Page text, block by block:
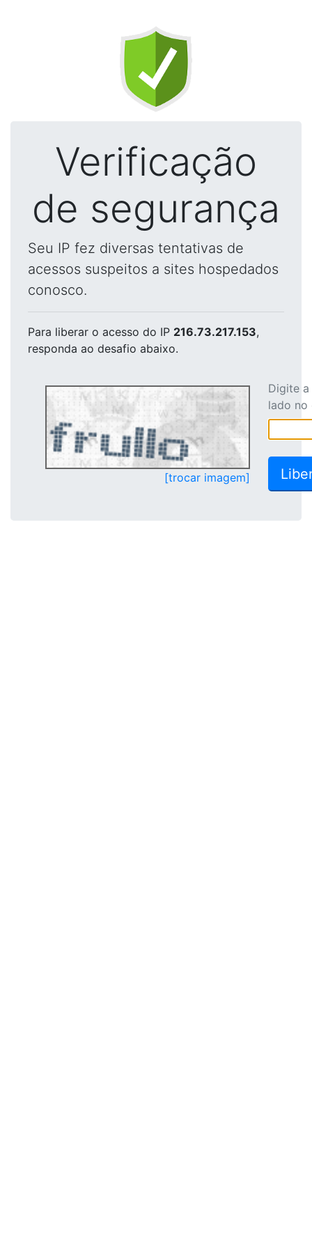
Verificação
de segurança
Seu IP fez diversas tentativas de
acessos suspeitos a sites hospedados
conosco.
Para liberar o acesso do IP 216.73.217.153,
responda ao desafio abaixo.
[trocar imagem]
Digite
lado no